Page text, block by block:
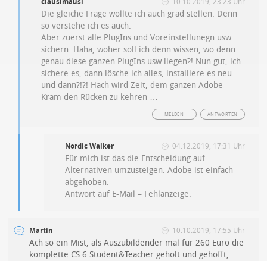
clausimausi 10.10.2019, 23:23 Uhr
Die gleiche Frage wollte ich auch grad stellen. Denn
so verstehe ich es auch.
Aber zuerst alle PlugIns und Voreinstellunegn usw
sichern. Haha, woher soll ich denn wissen, wo denn
genau diese ganzen PlugIns usw liegen?! Nun gut, ich
sichere es, dann lösche ich alles, installiere es neu …
und dann?!?! Hach wird Zeit, dem ganzen Adobe
Kram den Rücken zu kehren …
ANTWORTEN
MELDEN
Nordic Walker 04.12.2019, 17:31 Uhr
Für mich ist das die Entscheidung auf
Alternativen umzusteigen. Adobe ist einfach
abgehoben.
Antwort auf E-Mail – Fehlanzeige.
Martin 10.10.2019, 17:55 Uhr
Ach so ein Mist, als Auszubildender mal für 260 Euro die
komplette CS 6 Student&Teacher geholt und gehofft,